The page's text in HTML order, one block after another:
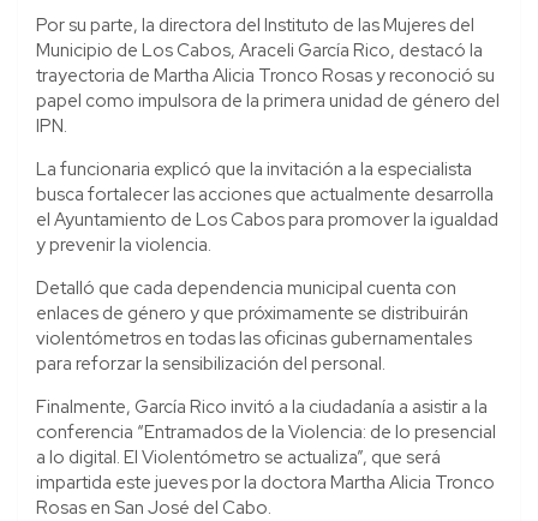
Por su parte, la directora del Instituto de las Mujeres del
Municipio de Los Cabos, Araceli García Rico, destacó la
trayectoria de Martha Alicia Tronco Rosas y reconoció su
papel como impulsora de la primera unidad de género del
IPN.
La funcionaria explicó que la invitación a la especialista
busca fortalecer las acciones que actualmente desarrolla
el Ayuntamiento de Los Cabos para promover la igualdad
y prevenir la violencia.
Detalló que cada dependencia municipal cuenta con
enlaces de género y que próximamente se distribuirán
violentómetros en todas las oficinas gubernamentales
para reforzar la sensibilización del personal.
Finalmente, García Rico invitó a la ciudadanía a asistir a la
conferencia “Entramados de la Violencia: de lo presencial
a lo digital. El Violentómetro se actualiza”, que será
impartida este jueves por la doctora Martha Alicia Tronco
Rosas en San José del Cabo.